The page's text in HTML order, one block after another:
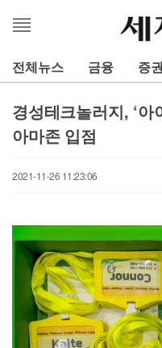
메
열
기
전체뉴스 금융 증권
경성테크놀러지, ‘
아마존 입점
2021-11-26 11:23:06